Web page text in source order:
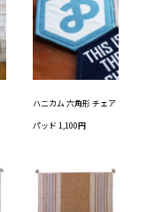
ハニカム 六角形 チェア
パッド 1,100円